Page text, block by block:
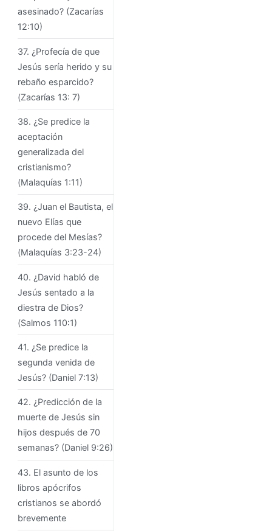
asesinado? (Zacarías
12:10)
37. ¿Profecía de que
Jesús sería herido y su
rebaño esparcido?
(Zacarías 13: 7)
38. ¿Se predice la
aceptación
generalizada del
cristianismo?
(Malaquías 1:11)
39. ¿Juan el Bautista, el
nuevo Elías que
procede del Mesías?
(Malaquías 3:23-24)
40. ¿David habló de
Jesús sentado a la
diestra de Dios?
(Salmos 110:1)
41. ¿Se predice la
segunda venida de
Jesús? (Daniel 7:13)
42. ¿Predicción de la
muerte de Jesús sin
hijos después de 70
semanas? (Daniel 9:26)
43. El asunto de los
libros apócrifos
cristianos se abordó
brevemente